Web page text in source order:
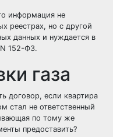
информация не
реестрах, но с другой
данных и нуждается в
152-ФЗ.
газа
договор, если квартира
стал не ответственный
по тому же
предоставить?